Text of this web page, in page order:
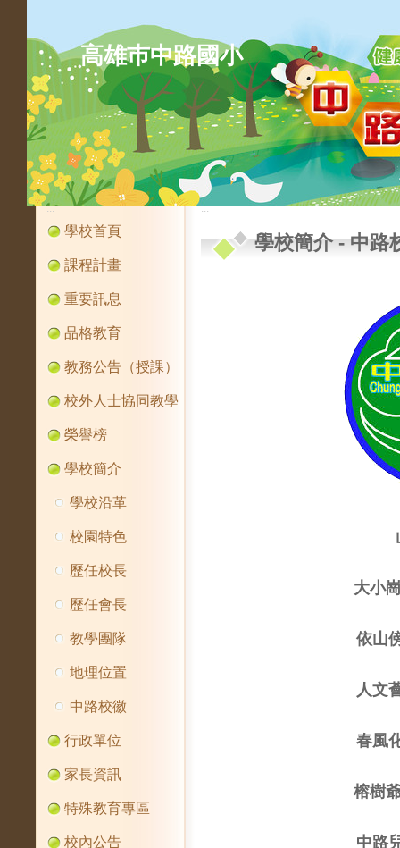
高雄巿中路國小
:::
學校首頁
課程計畫
重要訊息
品格教育
教務公告（授課）
校外人士協同教學
榮譽榜
學校簡介
學校沿革
校園特色
歷任校長
歷任會長
教學團隊
地理位置
中路校徽
行政單位
家長資訊
特殊教育專區
校內公告
:::
學校簡介-中路
大小
依
人
春
榕樹
中